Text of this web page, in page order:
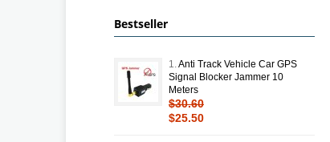
Bestseller
1.Anti Track Vehicle Car GPS
Signal Blocker Jammer 10
Meters
$30.60
$25.50